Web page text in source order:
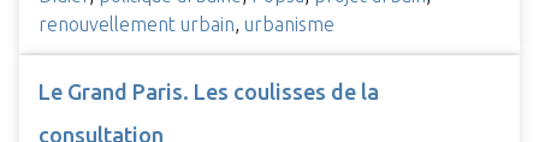
renouvellement urbain urbanisme
Le Grand Paris. Les coulisses de la
consultation